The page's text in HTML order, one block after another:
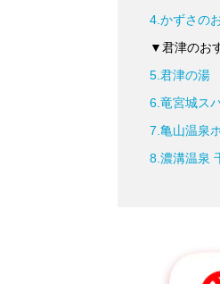
4.かずさの
▼君津のお
5.君津の湯
6.竜宮城ス
7.亀山温泉
8.濃溝温泉